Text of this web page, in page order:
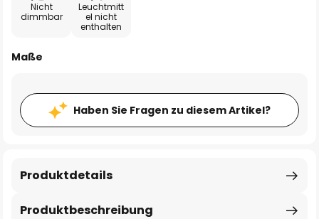
Nicht
dimmbar
Leuchtmitt
el nicht
enthalten
Maße
Haben Sie Fragen zu diesem Artikel?
Produktbeschreibung
Produktdetails